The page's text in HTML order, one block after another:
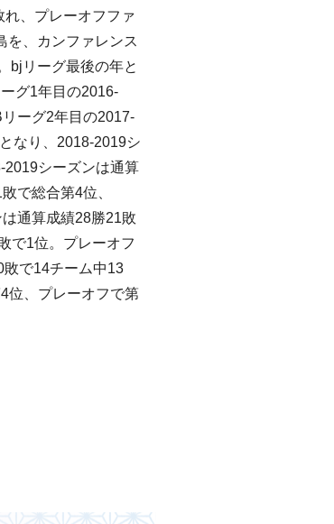
、プレーオフファ
を、カンファレンス
bjリーグ最後の年と
グ1年目の2016-
ーグ2年目の2017-
なり、2018-2019シ
2019シーズンは通算
で総合第4位、
通算成績28勝21敗
で1位。プレーオフ
で14チーム中13
位、プレーオフで第